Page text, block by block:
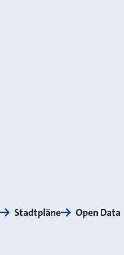
Stadtpläne Open Data